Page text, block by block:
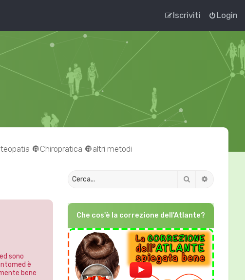
Login
Iscriviti
🔘Chiropratica 🔘altri metodi
sono
è
bene
Cerca
Che cos'è la correzione dell'Atlante?